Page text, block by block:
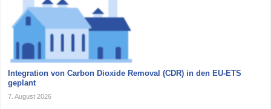
Integration von Carbon Dioxide Removal (CDR) in den EU-ETS
geplant
7. August 2026